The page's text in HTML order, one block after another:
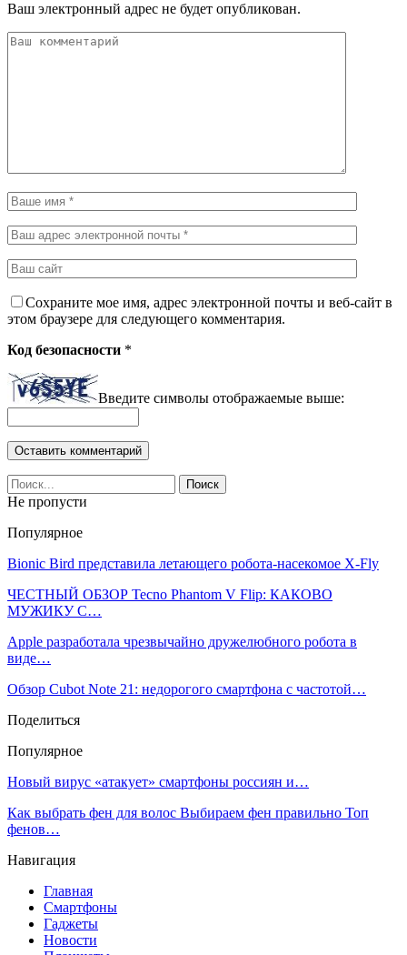
Ваш электронный адрес не будет опубликован.
Сохраните мое имя, адрес электронной почты и веб-сайт в
этом браузере для следующего комментария.
Код безопасности *
Введите символы отображаемые выше:
Не пропусти
Популярное
Bionic Bird представила летающего робота-насекомое X-Fly
ЧЕСТНЫЙ ОБЗОР Tecno Phantom V Flip: КАКОВО
МУЖИКУ С…
Apple разработала чрезвычайно дружелюбного робота в
виде…
Обзор Cubot Note 21: недорогого смартфона с частотой…
Поделиться
Популярное
Новый вирус «атакует» смартфоны россиян и…
Как выбрать фен для волос Выбираем фен правильно Топ
фенов…
Навигация
Главная
Смартфоны
Гаджеты
Новости